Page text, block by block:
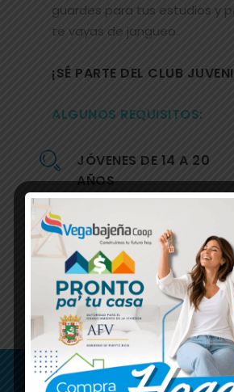
guardes para tus estudios y
te vayas de jangueo..
¡SÉ PARTE DEL CLUB
ALGUNOS REQUISITOS:
JÓVENES DE 14 A 20
AÑOS
NECESITAS ABRIRLA
MADRE O TUTOR
SÓLO A MENORES DE 18
GESTIONA TUS